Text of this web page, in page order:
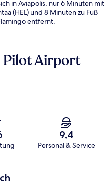
in Aviapolis, nur 6 Minuten mit
(HEL) und 8 Minuten zu Fuß
entfernt.
Pilot Airport
9,4
Personal & Service